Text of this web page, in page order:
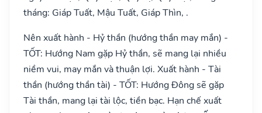
tháng: Giáp Tuất, Mậu Tuất, Giáp Thìn, .
Nên xuất hành - Hỷ thần (hướng thần may mắn) -
TỐT: Hướng Nam gặp Hỷ thần, sẽ mang lại nhiều
niềm vui, may mắn và thuận lợi. Xuất hành - Tài
thần (hướng thần tài) - TỐT: Hướng Đông sẽ gặp
Tài thần, mang lại tài lộc, tiền bạc. Hạn chế xuất